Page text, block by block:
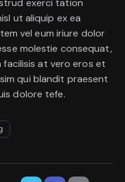
exerci tation
ut aliquip ex ea
vel eum iriure dolor
molestie consequat,
facilisis at vero eros et
qui blandit praesent
dolore tefe.